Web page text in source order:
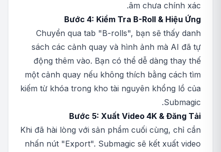
âm chưa chính xác.
Bước 4: Kiểm Tra B-Roll & Hiệu Ứng
Chuyển qua tab "B-rolls", bạn sẽ thấy danh
sách các cảnh quay và hình ảnh mà AI đã tự
động thêm vào. Bạn có thể dễ dàng thay thế
một cảnh quay nếu không thích bằng cách tìm
kiếm từ khóa trong kho tài nguyên khổng lồ của
Submagic.
Bước 5: Xuất Video 4K & Đăng Tải
Khi đã hài lòng với sản phẩm cuối cùng, chỉ cần
nhấn nút "Export". Submagic sẽ kết xuất video